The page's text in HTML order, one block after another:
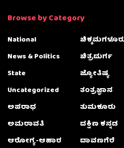
Browse by Category
National
News & Politics
State
Uncategorized
ಅಪರಾಧ
ಅಮರಾವತಿ
ಆರೋಗ್ಯ-ಆಹಾರ
ಚಿತ್ರದುರ್ಗ
ಜ್ಯೋತಿಷ್ಯ
ತಂತ್ರಜ್ಞಾನ
ತುಮಕೂರು
ದಕ್ಷಿಣ ಕನ್ನಡ
ದಾವಣಗೆರೆ